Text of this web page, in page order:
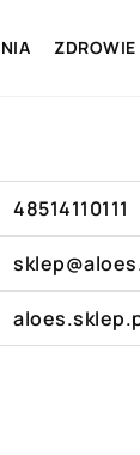
ZDROWIE
48514110111